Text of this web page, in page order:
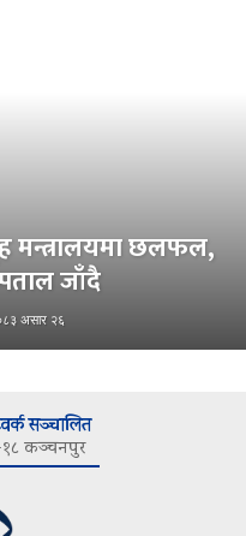
मन्त्रालयमा छलफल,
जाँदै
असार २६
सञ्चालित
कञ्चनपुर